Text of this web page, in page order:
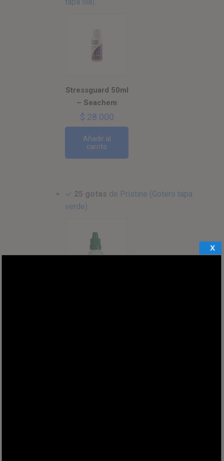
Stressguard 50ml
– Seachem
$ 28.000
Añadir al
carrito
✓ 25 gotas de Pristine (Gotero tapa
verde).
X